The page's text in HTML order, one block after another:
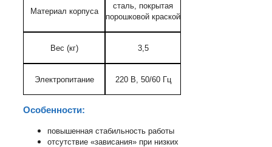
Материал корпуса
сталь, покрытая
порошковой краской
Вес (кг) 3,5
Электропитание 220 В, 50/60 Гц
Особенности:
повышенная стабильность работы
отсутствие «зависания» при низких